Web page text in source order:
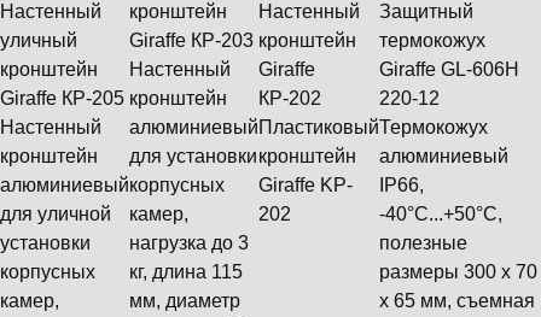
Настенный
уличный
кронштейн
Giraffe КР-205
Настенный
кронштейн
алюминиевый
для уличной
установки
корпусных
камер,
кронштейн
Giraffe КР-203
Настенный
кронштейн
алюминиевый
для установки
корпусных
камер,
нагрузка до 3
кг, длина 115
мм, диаметр
Настенный
кронштейн
Giraffe
КР-202
Пластиковый
кронштейн
Giraffe KP-
202
Защитный
термокожух
Giraffe GL-606H
220-12
Термокожух
алюминиевый
IP66,
-40°С...+50°C,
полезные
размеры 300 х 70
х 65 мм, съемная